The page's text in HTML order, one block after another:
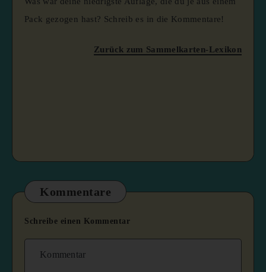
Pack gezogen hast? Schreib es in die Kommentare!
Zurück zum Sammelkarten-Lexikon
Kommentare
Schreibe einen Kommentar